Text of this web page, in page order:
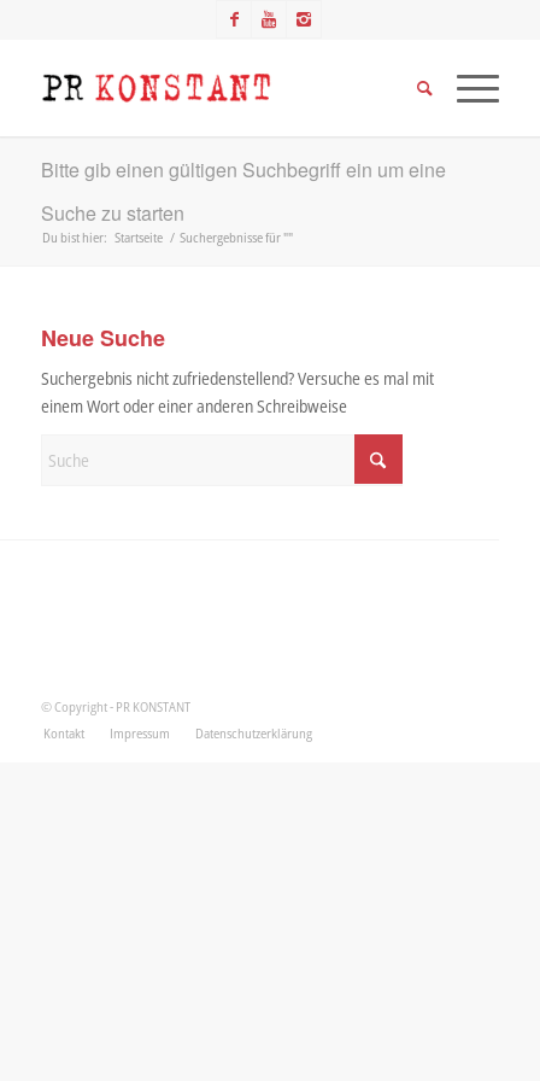
Bitte gib einen gültigen Suchbegriff ein um eine
Suche zu starten
Du bist hier: Startseite / Suchergebnisse für ""
Neue Suche
Suchergebnis nicht zufriedenstellend? Versuche es mal mit
einem Wort oder einer anderen Schreibweise
© Copyright - PR KONSTANT
Kontakt
Impressum Datenschutzerklärung